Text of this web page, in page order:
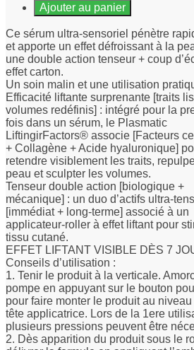
Ajouter au panier
Ce sérum ultra-sensoriel pénètre
et apporte un effet défroissant à la
une double action tenseur + coup
effet carton.
Un soin malin et une utilisation
Efficacité liftante surprenante [traits
volumes redéfinis] : intégré pour la
fois dans un sérum, le Plasmatic
LiftingirFactors® associe [Facteurs
+ Collagène + Acide hyaluronique]
retendre visiblement les traits,
peau et sculpter les volumes.
Tenseur double action [biologique +
mécanique] : un duo d’actifs ultra-
[immédiat + long-terme] associé à un
applicateur-roller à effet liftant pour
tissu cutané.
EFFET LIFTANT VISIBLE DÈS 7
Conseils d’utilisation :
1. Tenir le produit à la verticale.
pompe en appuyant sur le bouton
pour faire monter le produit au niveau
tête applicatrice. Lors de la 1ere
plusieurs pressions peuvent être
2. Dès apparition du produit sous le